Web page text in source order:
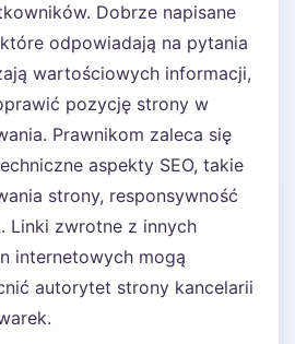
Dobrze napisane
odpowiadają na pytania
wartościowych informacji,
pozycję strony w
Prawnikom zaleca się
aspekty SEO, takie
strony, responsywność
Linki zwrotne z innych
internetowych mogą
autorytet strony kancelarii